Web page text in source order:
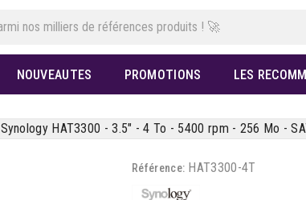
NOUVEAUTES PROMOTIONS LES
Synology HAT3300 - 3.5" - 4 To - 5400 rpm - 256 Mo -
Référence: HAT3300-4T